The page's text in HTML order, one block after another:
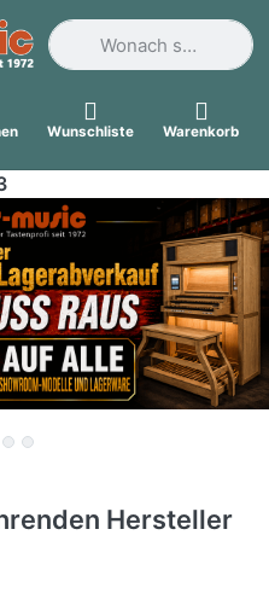
Geben Sie einen
Wunschliste Warenkorb
Hersteller